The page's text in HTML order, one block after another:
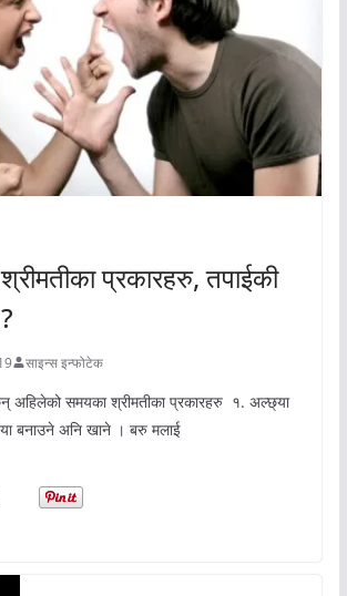
प्रकारहरु, तपाईकी
साइन्स इन्फोटेक
अहिलेको समयका श्रीमतीका प्रकारहरु १. अल्छ्या
बनाउने अनि खाने । बरु मलाई